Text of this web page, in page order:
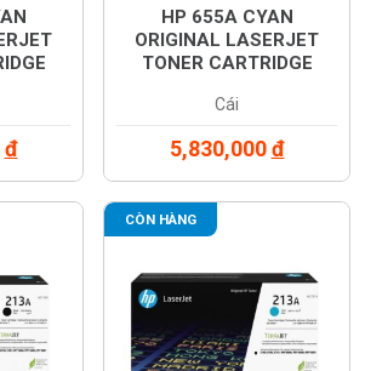
đ
HP 655A CYAN
ORIGINAL LASERJET
TONER CARTRIDGE
Cái
5,830,000đ
CÒN HÀNG